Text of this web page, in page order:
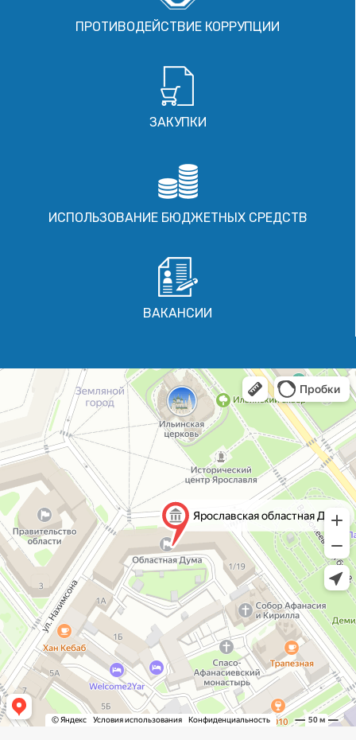
ПРОТИВОДЕЙСТВИЕ КОРРУПЦИИ
ЗАКУПКИ
ИСПОЛЬЗОВАНИЕ БЮДЖЕТНЫХ СРЕДСТВ
ВАКАНСИИ